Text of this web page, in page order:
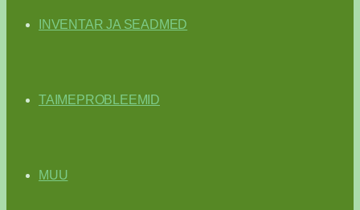
INVENTAR JA SEADMED
TAIMEPROBLEEMID
MUU